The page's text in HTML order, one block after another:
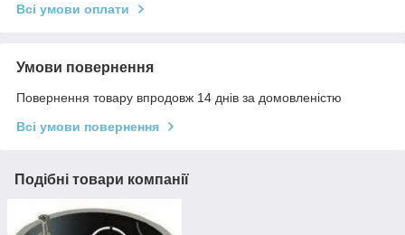
Всі умови оплати
Умови повернення
Повернення товару впродовж 14 днів за домовленістю
Всі умови повернення
Подібні товари компанії